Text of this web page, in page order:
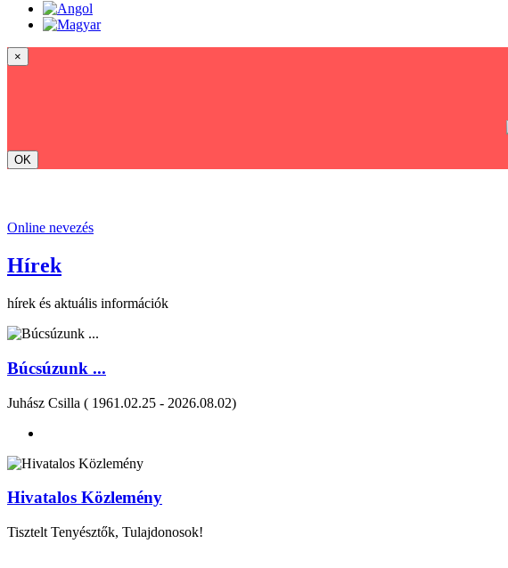
×
OK
Online nevezés
Hírek
hírek és aktuális információk
Búcsúzunk ...
Juhász Csilla ( 1961.02.25 - 2026.08.02)
Hivatalos Közlemény
Tisztelt Tenyésztők, Tulajdonosok!